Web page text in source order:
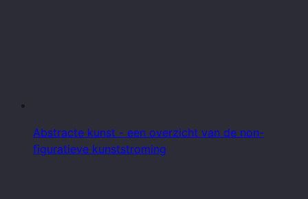
Abstracte kunst - een overzicht van de non-
figuratieve kunststroming